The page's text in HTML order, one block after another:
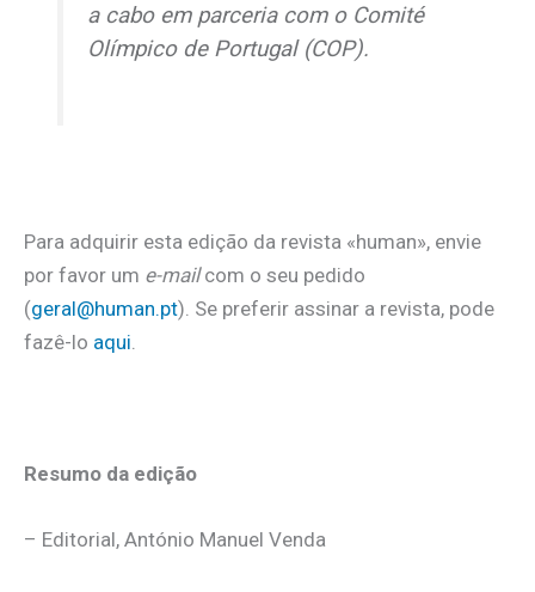
a cabo em parceria com o Comité
Olímpico de Portugal (COP).
Para adquirir esta edição da revista «human», envie
por favor um e-mailcom o seu pedido
(geral@human.pt). Se preferir assinar a revista, pode
fazê-lo aqui
Resumo da edição
– Editorial, António Manuel Venda